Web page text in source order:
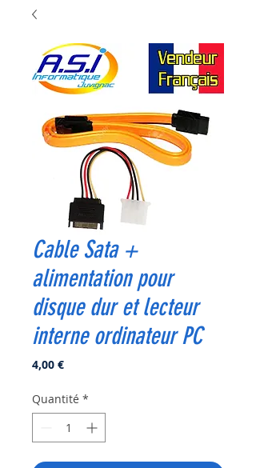
Cable Sata +
alimentation pour
disque dur et lecteur
interne ordinateur PC
4,00 €Prix
Quantité *